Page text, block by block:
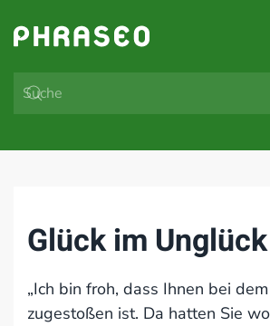
Zum Hauptinhalt springen
Glück im
„Ich bin froh, dass Ihnen bei
zugestoßen ist. Da hatten Sie